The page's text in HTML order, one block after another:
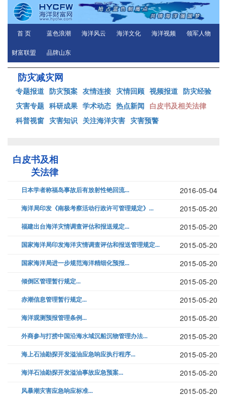
首 页 蓝色浪潮 海洋风云 海洋文化 海洋视频 领军人物
财富联盟 品牌山东
防灾减灾网
专题报道 防灾预案 友情连接 灾情回顾 视频报道 防灾经验
灾害专题 科研成果 学术动态 热点新闻 白皮书及相关法律
科普视窗 灾害知识 关注海洋灾害 灾害预警
白皮书及相
关法律
日本学者称福岛事故后有放射性铯回流... 2016-05-04
海洋局印发《南极考察活动行政许可管理规定》... 2015-05-20
福建出台海洋灾情调查评估和报送规定... 2015-05-20
国家海洋局印发海洋灾情调查评估和报送管理规定... 2015-05-20
国家海洋局进一步规范海洋精细化预报... 2015-05-20
倾倒区管理暂行规定... 2015-05-20
赤潮信息管理暂行规定... 2015-05-20
海洋观测预报管理条例... 2015-05-20
外商参与打捞中国沿海水域沉船沉物管理办法... 2015-05-20
海上石油勘探开发溢油应急响应执行程序... 2015-05-20
海洋石油勘探开发溢油事故应急预案... 2015-05-20
风暴潮灾害应急响应标准... 2015-05-20